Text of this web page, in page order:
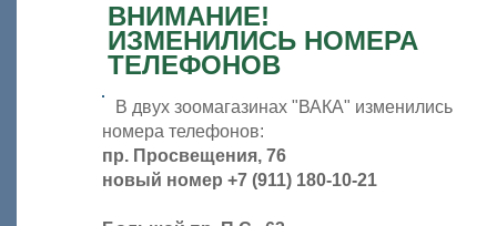
ВНИМАНИЕ!
ИЗМЕНИЛИСЬ НОМЕРА
ТЕЛЕФОНОВ
В двух зоомагазинах "ВАКА" изменились
номера телефонов:
пр. Просвещения, 76
новый номер +7 (911) 180-10-21